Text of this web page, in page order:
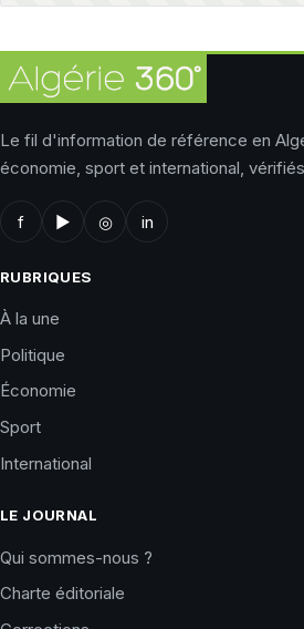
Le fil d'information de référence en
économie, sport et international,
f ▶ ◎ in
RUBRIQUES
À la une
Politique
Économie
Sport
International
LE JOURNAL
Qui sommes-nous ?
Charte éditoriale